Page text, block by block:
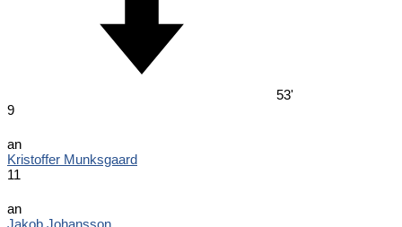
53'
9
an
Kristoffer Munksgaard
11
an
Jakob Johansson